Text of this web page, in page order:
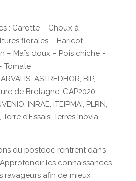
: Carotte – Choux à
florales – Haricot –
– Maïs doux – Pois chiche -
Tomate
ASTREDHOR, BIP,
de Bretagne, CAP2020,
INRAE, ITEIPMAI, PLRN,
Terre d’Essais, Terres Inovia,
du postdoc rentrent dans
les connaissances
ravageurs afin de mieux